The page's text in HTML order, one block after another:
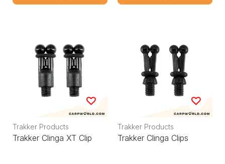
Trakker Products
Trakker Clinga XT Clip
Trakker Products
Trakker Clinga Clips